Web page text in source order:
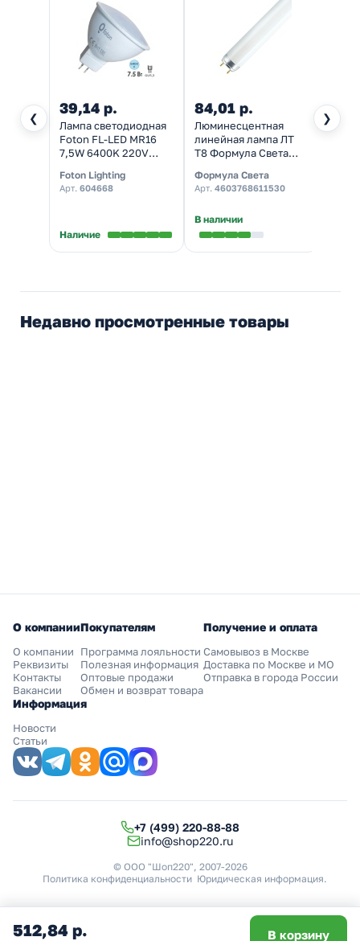
❮ ❯
39,14 р.
Лампа светодиодная
Foton FL-LED MR16
7,5W 6400K 220V
свет
Foton Lighting
Арт. 604668
Наличие
84,01 р.
Люминесцентная
линейная лампа ЛТ
T8 Формула Света
590mm
Формула Света
Арт. 4603768611530
В наличии
2
Недавно просмотренные товары
512,84 р. В корзину
О компании
О компании
Реквизиты
Контакты
Вакансии
Покупателям
Программа лояльности
Полезная информация
Оптовые продажи
Обмен и возврат товара
Получение и оплата
Самовывоз в Москве
Доставка по Москве и МО
Отправка в города России
Информация
Новости
Статьи
+7 (499) 220-88-88
info@shop220.ru
© ООО "Шоп220", 2007-2026
Политика конфиденциальности Юридическая информация.